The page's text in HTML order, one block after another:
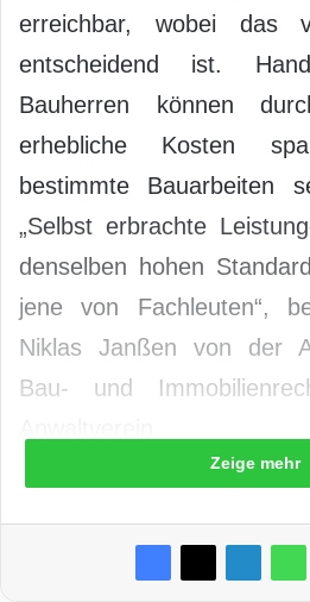
erreichbar, wobei das
entscheidend ist.
Bauherren können
erhebliche Kosten
bestimmte Bauarbeiten
„Selbst erbrachte
denselben hohen
jene von Fachleuten“,
Niklas Janßen von der
Bau- und
Planung und
Der erste Schritt
Zeige mehr